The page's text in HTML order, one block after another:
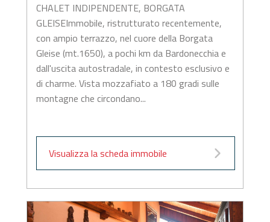
CHALET INDIPENDENTE, BORGATA
GLEISEImmobile, ristrutturato recentemente,
con ampio terrazzo, nel cuore della Borgata
Gleise (mt.1650), a pochi km da Bardonecchia e
dall'uscita autostradale, in contesto esclusivo e
di charme. Vista mozzafiato a 180 gradi sulle
montagne che circondano...
Visualizza la scheda immobile